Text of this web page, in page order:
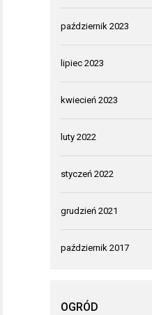
październik 2023
lipiec 2023
kwiecień 2023
luty 2022
styczeń 2022
grudzień 2021
październik 2017
OGRÓD